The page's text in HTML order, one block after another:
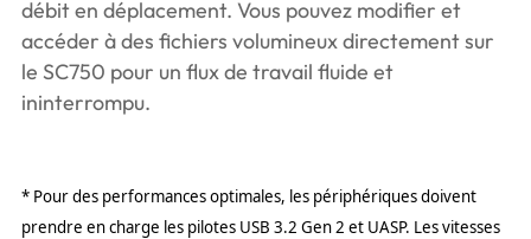
débit en déplacement. Vous pouvez modifier et
accéder à des fichiers volumineux directement sur
le SC750 pour un flux de travail fluide et
ininterrompu.
* Pour des performances optimales, les périphériques doivent
prendre en charge les pilotes USB 3.2 Gen 2 et UASP. Les vitesses